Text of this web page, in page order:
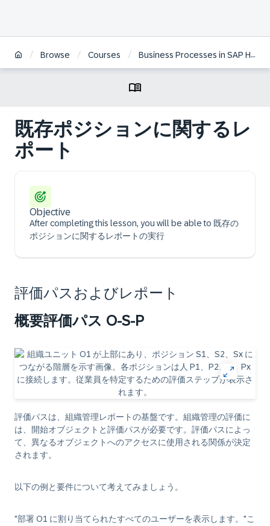
/ Browse / Courses / Business Processes in SAP HCM on S/4HANA | JA
既存ポジションに関するレ
ポート
Objective
After completing this lesson, you will be able to 既存の
ポジションに関するレポートの実行
評価パスおよびレポート
概要評価パス O-S-P
評価パスは、組織管理レポートの基盤です。組織管理の評価に
は、開始オブジェクトと評価パスが必要です。評価パスによっ
て、異なるオブジェクトへのアクセスに使用される関係が決定
されます。
以下の例と要件について考えてみましょう。
"部署 O1 に割り当てられたすべてのユーザーを表示します。"こ